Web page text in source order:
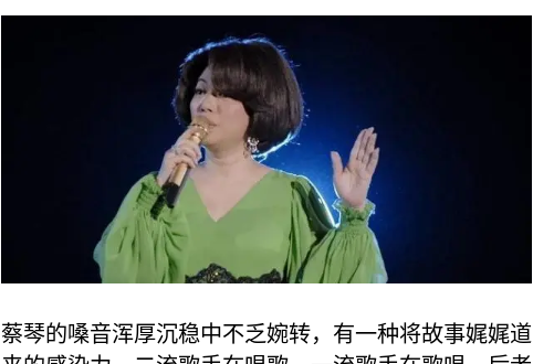
蔡琴的嗓音浑厚沉稳中不乏婉转，有一种将故事娓娓道